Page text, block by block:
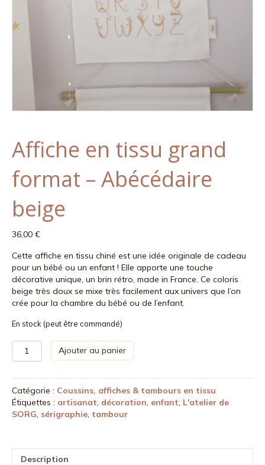
Affiche en tissu grand
format – Abécédaire
beige
36,00 €
Cette affiche en tissu chiné est une idée originale de cadeau
pour un bébé ou un enfant ! Elle apporte une touche
décorative unique, un brin rétro, made in France. Ce coloris
beige très doux se mixe très facilement aux univers que l’on
crée pour la chambre du bébé ou de l’enfant.
En stock (peut être commandé)
quantité
de
en
tissu
grand
format
beige
Ajouter au panier
Catégorie : Coussins, affiches & tambours en tissu
Étiquettes : artisanat, décoration, enfant, L'atelier de
SORG, sérigraphie, tambour
Description